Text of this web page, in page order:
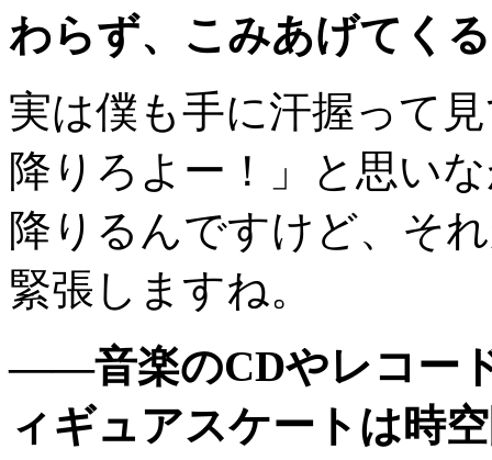
わらず、こみあげてく
実は僕も手に汗握って
降りろよー！」と思い
降りるんですけど、そ
緊張しますね。
——音楽のCDやレコー
ィギュアスケートは時